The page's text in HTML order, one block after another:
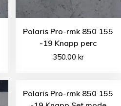
Polaris Pro-rmk 850 155
-19 Knapp perc
350.00 kr
Polaris Pro-rmk 850 155